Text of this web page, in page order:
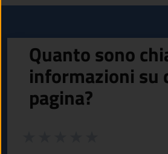
Quanto sono
informazioni su
pagina?